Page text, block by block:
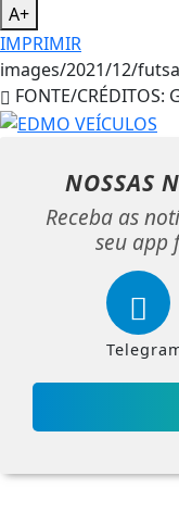
A+
IMPRIMIR
images/2021/12/
FONTE/CRÉDITOS:
NOSSAS
Receba as
seu app